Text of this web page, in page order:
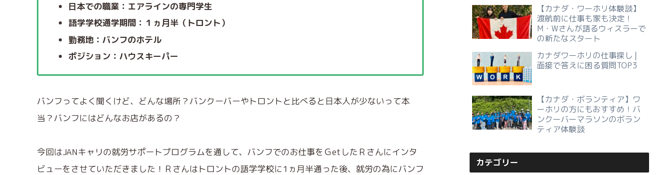
日本での職業：エアラインの専門学生
語学学校通学期間：１ヵ月半（トロント）
勤務地：バンフのホテル
ポジション：ハウスキーパー
バンフってよく聞くけど、どんな場所？バンクーバーやトロントと比べると日本人が少ないって本
当？バンフにはどんなお店があるの？
今回はJANキャリの就労サポートプログラムを通して、バンフでのお仕事をＧetしたＲさんにインタ
ビューをさせていただきました！Ｒさんはトロントの語学学校に1ヵ月半通った後、就労の為にバンフ
【カナダ・ワーホリ体験談】
渡航前に仕事も家も決定！
M・Wさんが語るウィスラーで
の新たなスタート
カナダワーホリの仕事探し |
面接で答えに困る質問TOP3
【カナダ・ボランティア】ワ
ーホリの方にもおすすめ！バ
ンクーバーマラソンのボラン
ティア体験談
カテゴリー